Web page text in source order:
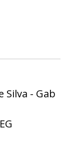
Silva - Gab